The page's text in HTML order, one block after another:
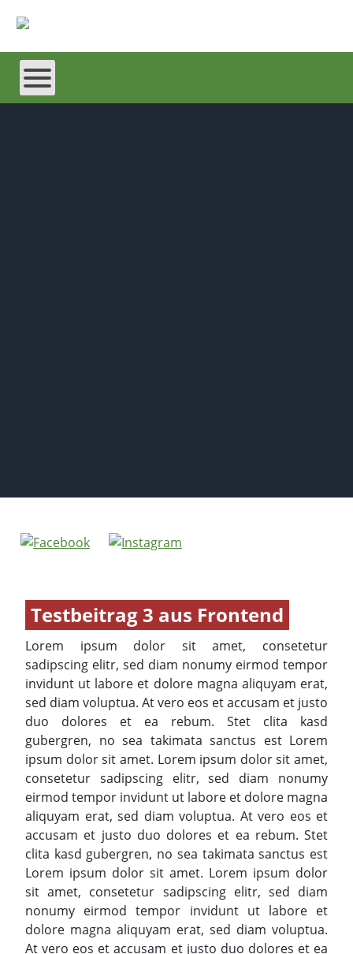
Testbeitrag 3 aus Frontend
Lorem ipsum dolor sit amet, consetetur
sadipscing elitr, sed diam nonumy eirmod tempor
invidunt ut labore et dolore magna aliquyam erat,
sed diam voluptua. At vero eos et accusam et justo
duo dolores et ea rebum. Stet clita kasd
gubergren, no sea takimata sanctus est Lorem
ipsum dolor sit amet. Lorem ipsum dolor sit amet,
consetetur sadipscing elitr, sed diam nonumy
eirmod tempor invidunt ut labore et dolore magna
aliquyam erat, sed diam voluptua. At vero eos et
accusam et justo duo dolores et ea rebum. Stet
clita kasd gubergren, no sea takimata sanctus est
Lorem ipsum dolor sit amet. Lorem ipsum dolor
sit amet, consetetur sadipscing elitr, sed diam
nonumy eirmod tempor invidunt ut labore et
dolore magna aliquyam erat, sed diam voluptua.
At vero eos et accusam et justo duo dolores et ea